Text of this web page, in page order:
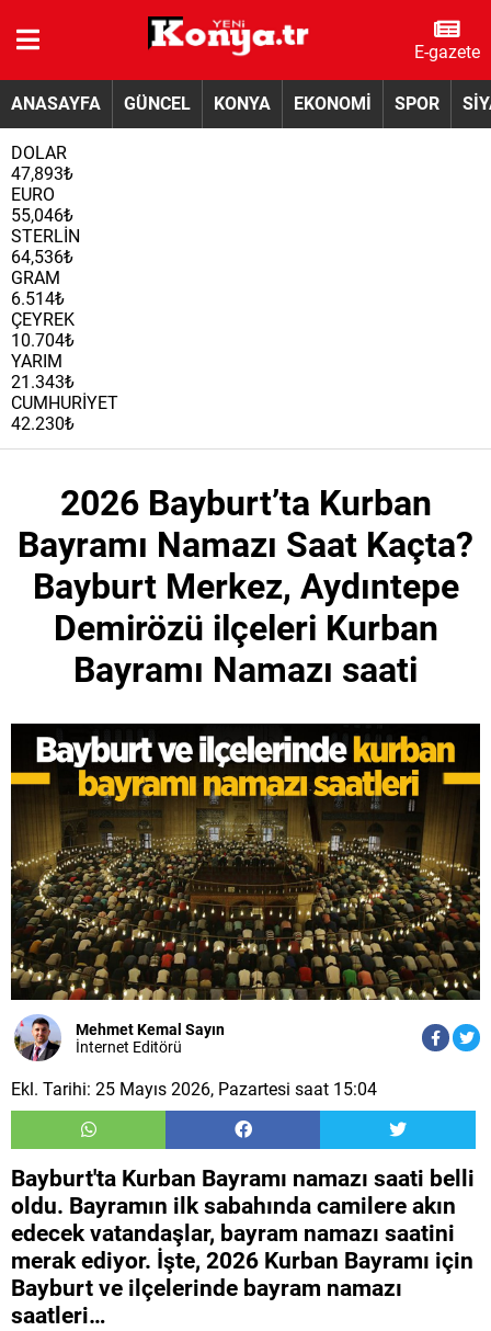
E-gazete
ANASAYFA GÜNCEL KONYA EKONOMİ SPOR
DOLAR
47,893₺
EURO
55,046₺
STERLİN
64,536₺
GRAM
6.514₺
ÇEYREK
10.704₺
YARIM
21.343₺
CUMHURİYET
42.230₺
2026 Bayburt’ta Kurban
Bayramı Namazı Saat Kaçta?
Bayburt Merkez, Aydıntepe
Demirözü ilçeleri Kurban
Bayramı Namazı saati
Mehmet Kemal Sayın
İnternet Editörü
Ekl. Tarihi: 25 Mayıs 2026, Pazartesi saat 15:04
Bayburt'ta Kurban Bayramı namazı saati belli
oldu. Bayramın ilk sabahında camilere akın
edecek vatandaşlar, bayram namazı saatini
merak ediyor. İşte, 2026 Kurban Bayramı için
Bayburt ve ilçelerinde bayram namazı
saatleri…